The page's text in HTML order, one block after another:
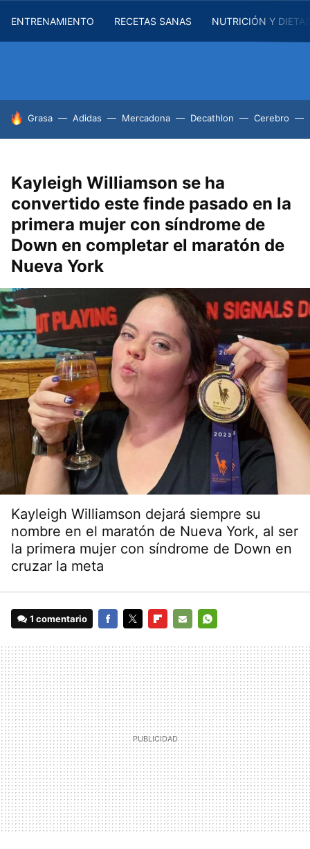
ENTRENAMIENTO RECETAS SANAS NUTRICIÓN Y
HOY SE HABLA DE
Grasa Adidas Mercadona Decathlon Cerebro
Kayleigh Williamson se ha
convertido este finde pasado en la
primera mujer con síndrome de
Down en completar el maratón de
Nueva York
Kayleigh Williamson dejará siempre su
nombre en el maratón de Nueva York, al ser
la primera mujer con síndrome de Down en
cruzar la meta
1 comentario
MAIL